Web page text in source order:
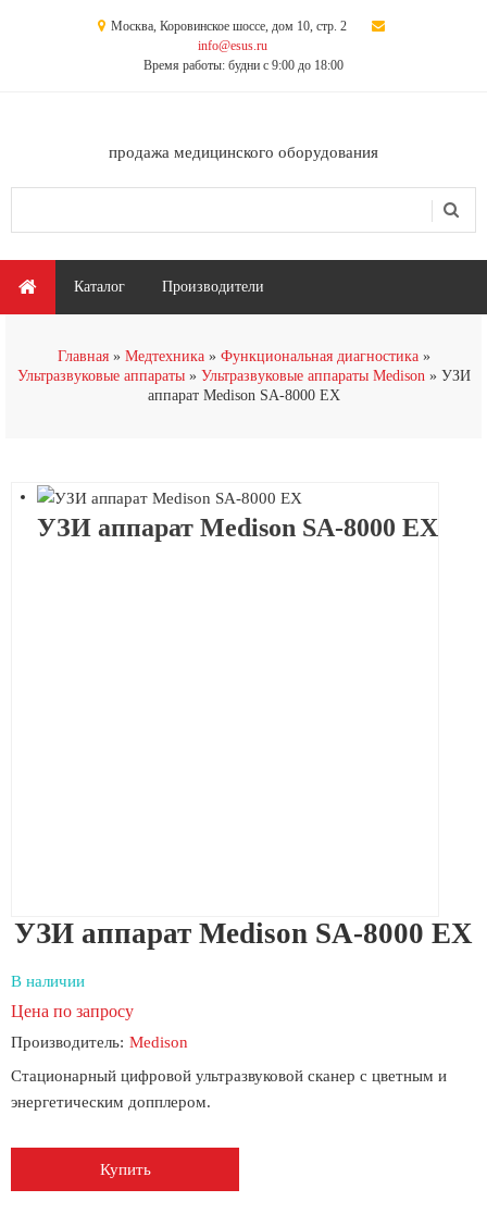
Москва, Коровинское шоссе, дом 10, стр. 2
info@esus.ru
Время работы: будни с 9:00 до 18:00
продажа медицинского оборудования
Главное меню
Каталог Производители
Главная Медтехника
Функциональная диагностика
Ультразвуковые аппараты
Ультразвуковые аппараты Medison
УЗИ
аппарат Medison SA-8000 EX
УЗИ аппарат Medison SA-8000 EX
УЗИ аппарат Medison SA-8000 EX
В наличии
Цена по запросу
Производитель: Medison
Стационарный цифровой ультразвуковой сканер с цветным и
энергетическим допплером.
Купить